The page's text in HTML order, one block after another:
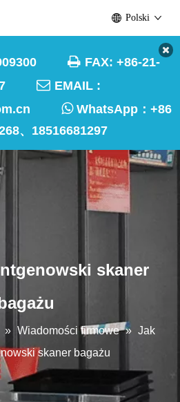
 FAX: +86-21-
 EMAIL :
WhatsApp： +86
、18516681297
Polski
skaner
» Wiadomości firmowe » Jak
skaner bagażu